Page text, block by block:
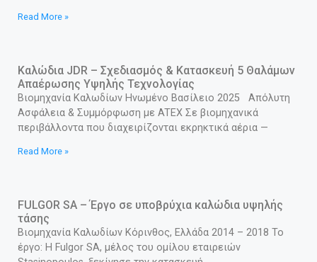
Read More »
Καλώδια JDR – Σχεδιασμός & Κατασκευή 5 Θαλάμων
Απαέρωσης Υψηλής Τεχνολογίας
Βιομηχανία Καλωδίων Ηνωμένο Βασίλειο 2025 Απόλυτη
Ασφάλεια & Συμμόρφωση με ATEX Σε βιομηχανικά
περιβάλλοντα που διαχειρίζονται εκρηκτικά αέρια —
Read More »
FULGOR SA – Έργο σε υποβρύχια καλώδια υψηλής
τάσης
Βιομηχανία Καλωδίων Κόρινθος, Ελλάδα 2014 – 2018 Το
έργο: Η Fulgor SA, μέλος του ομίλου εταιρειών